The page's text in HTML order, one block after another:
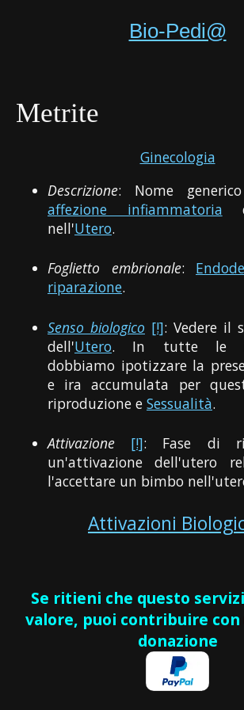
Bio-Pedi@
Metrite
Ginecologia
Descrizione: Nome
affezione infiammatoria
nell'Utero.
Foglietto embrionale:
riparazione.
Senso biologico [!]: Vedere il
dell'Utero. In tutte le
dobbiamo ipotizzare la
e ira accumulata per
riproduzione e Sessualità.
Attivazione [!]: Fase di
un'attivazione dell'utero
l'accettare un bimbo
Attivazioni
Se ritieni che questo
valore, puoi contribuire con
donazione